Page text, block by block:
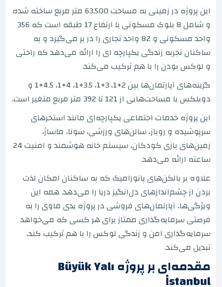
این پروژه در زمینی به مساحت 63,500 متر مربع ساخته شده
و شامل 8 بلوک مسکونی با ارتفاع 17 طبقه است که 356
واحد مسکونی و 82 واحد تجاری را در بر می‌گیرد و به
ساکنان تجربه زندگی یکپارچه ای را ارائه می‌دهد که راحتی
و لوکس بودن را با هم ترکیب می‌کند.
گزینه‌های آپارتمان‌ها بین 2+1، 3+1، 3.5+1، 4+1، 4.5+1 و
دوبلکس با مساحت‌هایی از 121 تا 392 متر مربع متغیر است.
این پروژه خدمات اجتماعی یکپارچه‌ای مانند استخرهای
سرپوشیده و روباز، سالن‌های ورزشی، سونا، ماساژ،
زمین‌های بازی کودکان، سیستم خانه هوشمند و امنیت 24
ساعته ارائه می‌دهد.
علاوه بر بالکن‌های پانورامیک که به ساکنان امکان لذت
بردن از چشم‌اندازهای دل‌انگیز دریا را می‌دهد. همه این
ویژگی‌ها، آپارتمان‌های فروشی در پروژه یدی ماوی را به
فرصتی سرمایه‌گذاری ممتاز برای هر کسی که می‌خواهد
سرمایه‌گذاری امن و زندگی لوکس را با هم ترکیب کند،
تبدیل می‌کند.
مقدمه‌ای بر پروژه Büyük Yalı
İstanbul